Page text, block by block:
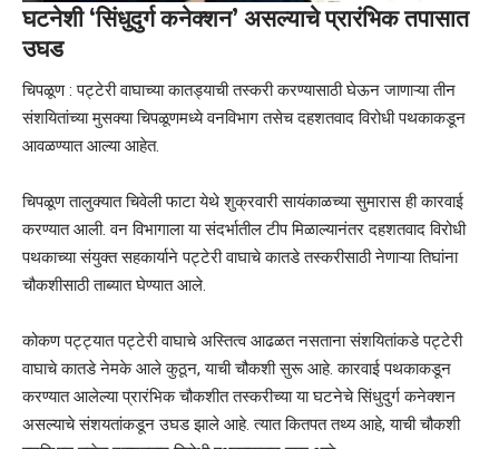
घटनेशी ‘सिंधुदुर्ग कनेक्शन’ असल्याचे प्रारंभिक तपासात
उघड
चिपळूण : पट्टेरी वाघाच्या कातड्याची तस्करी करण्यासाठी घेऊन जाणाऱ्या तीन
संशयितांच्या मुसक्या चिपळूणमध्ये वनविभाग तसेच दहशतवाद विरोधी पथकाकडून
आवळण्यात आल्या आहेत.
चिपळूण तालुक्यात चिवेली फाटा येथे शुक्रवारी सायंकाळच्या सुमारास ही कारवाई
करण्यात आली. वन विभागाला या संदर्भातील टीप मिळाल्यानंतर दहशतवाद विरोधी
पथकाच्या संयुक्त सहकार्याने पट्टेरी वाघाचे कातडे तस्करीसाठी नेणाऱ्या तिघांना
चौकशीसाठी ताब्यात घेण्यात आले.
कोकण पट्ट्यात पट्टेरी वाघाचे अस्तित्व आढळत नसताना संशयितांकडे पट्टेरी
वाघाचे कातडे नेमके आले कुठून, याची चौकशी सुरू आहे. कारवाई पथकाकडून
करण्यात आलेल्या प्रारंभिक चौकशीत तस्करीच्या या घटनेचे सिंधुदुर्ग कनेक्शन
असल्याचे संशयतांकडून उघड झाले आहे. त्यात कितपत तथ्य आहे, याची चौकशी